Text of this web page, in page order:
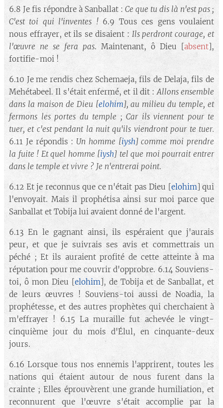
6.8 Je fis répondre à Sanballat : Ce que tu dis là n'est pas ;
C'est toi qui l'inventes !6.9 Tous ces gens voulaient
nous effrayer, et ils se disaient : Ils perdront courage, et
l'œuvre ne se fera pas. Maintenant, ô Dieu [absent],
fortifie-moi !
6.10 Je me rendis chez Schemaeja, fils de Delaja, fils de
Mehétabeel. Il s'était enfermé, et il dit :Allons ensemble
dans la maison de Dieu[elohim], au milieu du temple, et
fermons les portes du temple ; Car ils viennent pour te
tuer, et c'est pendant la nuit qu'ils viendront pour te tuer.
6.11 Je répondis : Un homme [iysh]comme moi prendre
la fuite ! Et quel homme [iysh] tel que moi pourrait entrer
dans le temple et vivre ? Je n'entrerai point.
6.12 Et je reconnus que ce n'était pas Dieu [elohim] qui
l'envoyait. Mais il prophétisa ainsi sur moi parce que
Sanballat et Tobija lui avaient donné de l'argent.
6.13 En le gagnant ainsi, ils espéraient que j'aurais
peur, et que je suivrais ses avis et commettrais un
péché ; Et ils auraient profité de cette atteinte à ma
réputation pour me couvrir d'opprobre. 6.14 Souviens-
toi, ô mon Dieu [elohim], de Tobija et de Sanballat, et
de leurs œuvres ! Souviens-toi aussi de Noadia, la
prophétesse, et des autres prophètes qui cherchaient à
m'effrayer ! 6.15 La muraille fut achevée le vingt-
cinquième jour du mois d'Élul, en cinquante-deux
jours.
6.16 Lorsque tous nos ennemis l'apprirent, toutes les
nations qui étaient autour de nous furent dans la
crainte ; Elles éprouvèrent une grande humiliation, et
reconnurent que l'œuvre s'était accomplie par la